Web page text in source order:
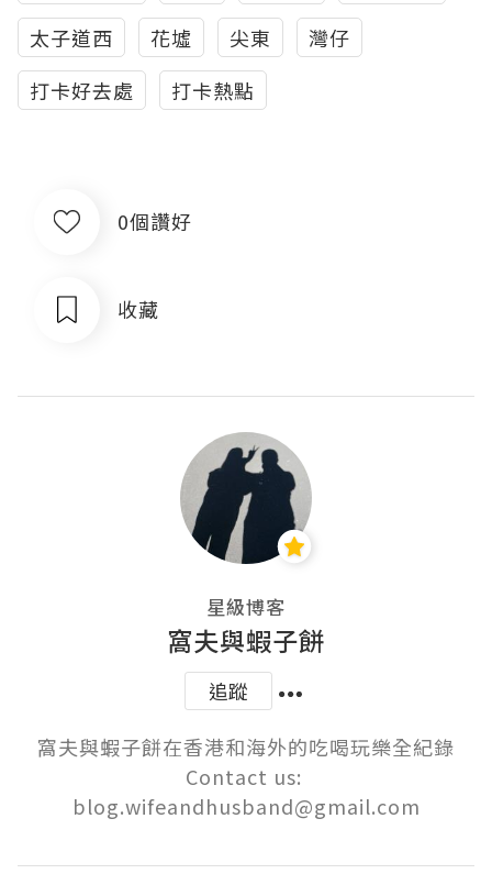
太子道西
花墟 尖東
灣仔
打卡好去處
打卡熱點
0個讚好
收藏
星級博客
窩夫與蝦子餅
追蹤
窩夫與蝦子餅在香港和海外的吃喝玩樂全紀錄
Contact us:
blog.wifeandhusband@gmail.com